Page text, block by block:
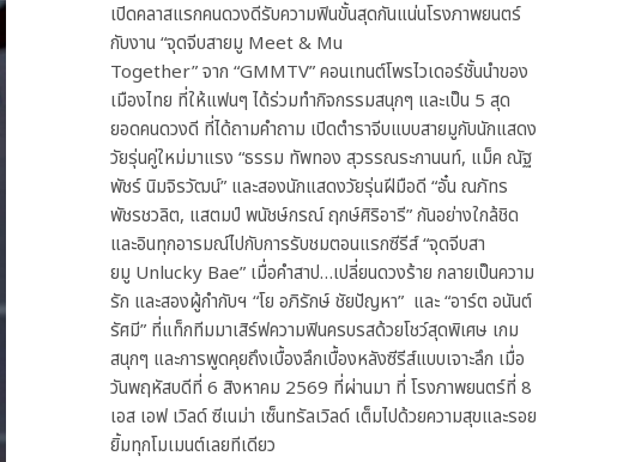
เปิดคลาสแรกคนดวงดีรับความฟินขั้นสุดกันแน่นโรงภาพยนตร์
กับงาน “จุดจีบสายมู Meet & Mu
Together” จาก “GMMTV” คอนเทนต์โพรไวเดอร์ชั้นนำของ
เมืองไทย ที่ให้แฟนๆ ได้ร่วมทำกิจกรรมสนุกๆ และเป็น 5 สุด
ยอดคนดวงดี ที่ได้ถามคำถาม เปิดตำราจีบแบบสายมูกับนักแสดง
วัยรุ่นคู่ใหม่มาแรง “ธรรม ทัพทอง สุวรรณระกานนท์, แม็ค ณัฐ
พัชร์ นิมจิรวัฒน์” และสองนักแสดงวัยรุ่นฝีมือดี “อั๋น ณภัทร
พัชรชวลิต, แสตมป์ พนัชษ์กรณ์ ฤกษ์ศิริอารี” กันอย่างใกล้ชิด
และอินทุกอารมณ์ไปกับการรับชมตอนแรกซีรีส์ “จุดจีบสา
ยมู Unlucky Bae” เมื่อคำสาป…เปลี่ยนดวงร้าย กลายเป็นความ
รัก และสองผู้กำกับฯ “โย อภิรักษ์ ชัยปัญหา” และ “อาร์ต อนันต์
รัศมี” ที่แท็กทีมมาเสิร์ฟความฟินครบรสด้วยโชว์สุดพิเศษ เกม
สนุกๆ และการพูดคุยถึงเบื้องลึกเบื้องหลังซีรีส์แบบเจาะลึก เมื่อ
วันพฤหัสบดีที่ 6 สิงหาคม 2569 ที่ผ่านมา ที่ โรงภาพยนตร์ที่ 8
เอส เอฟ เวิลด์ ซีเนม่า เซ็นทรัลเวิลด์ เต็มไปด้วยความสุขและรอย
ยิ้มทุกโมเมนต์เลยทีเดียว